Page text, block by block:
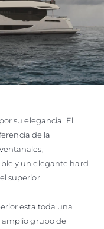
su elegancia. El
de la
y un elegante hard
superior.
esta toda una
amplio grupo de